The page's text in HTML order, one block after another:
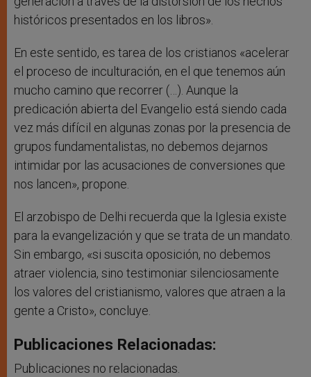
históricos presentados en los libros».
En este sentido, es tarea de los cristianos «acelerar
el proceso de inculturación, en el que tenemos aún
mucho camino que recorrer (…). Aunque la
predicación abierta del Evangelio está siendo cada
vez más difícil en algunas zonas por la presencia de
grupos fundamentalistas, no debemos dejarnos
intimidar por las acusaciones de conversiones que
nos lancen», propone.
El arzobispo de Delhi recuerda que la Iglesia existe
para la evangelización y que se trata de un mandato.
Sin embargo, «si suscita oposición, no debemos
atraer violencia, sino testimoniar silenciosamente
los valores del cristianismo, valores que atraen a la
gente a Cristo», concluye.
Publicaciones Relacionadas:
Publicaciones no relacionadas.